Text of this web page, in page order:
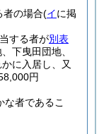
者の場合(イに掲
する者が別表
下曳田団地、
に入居し、又
円
者であるこ